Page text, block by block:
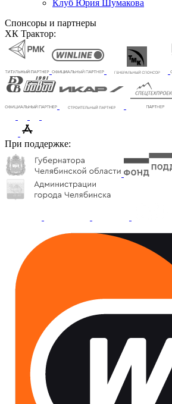
Клуб Юрия Шумакова
Спонсоры и партнеры
ХК Трактор:
При поддержке: